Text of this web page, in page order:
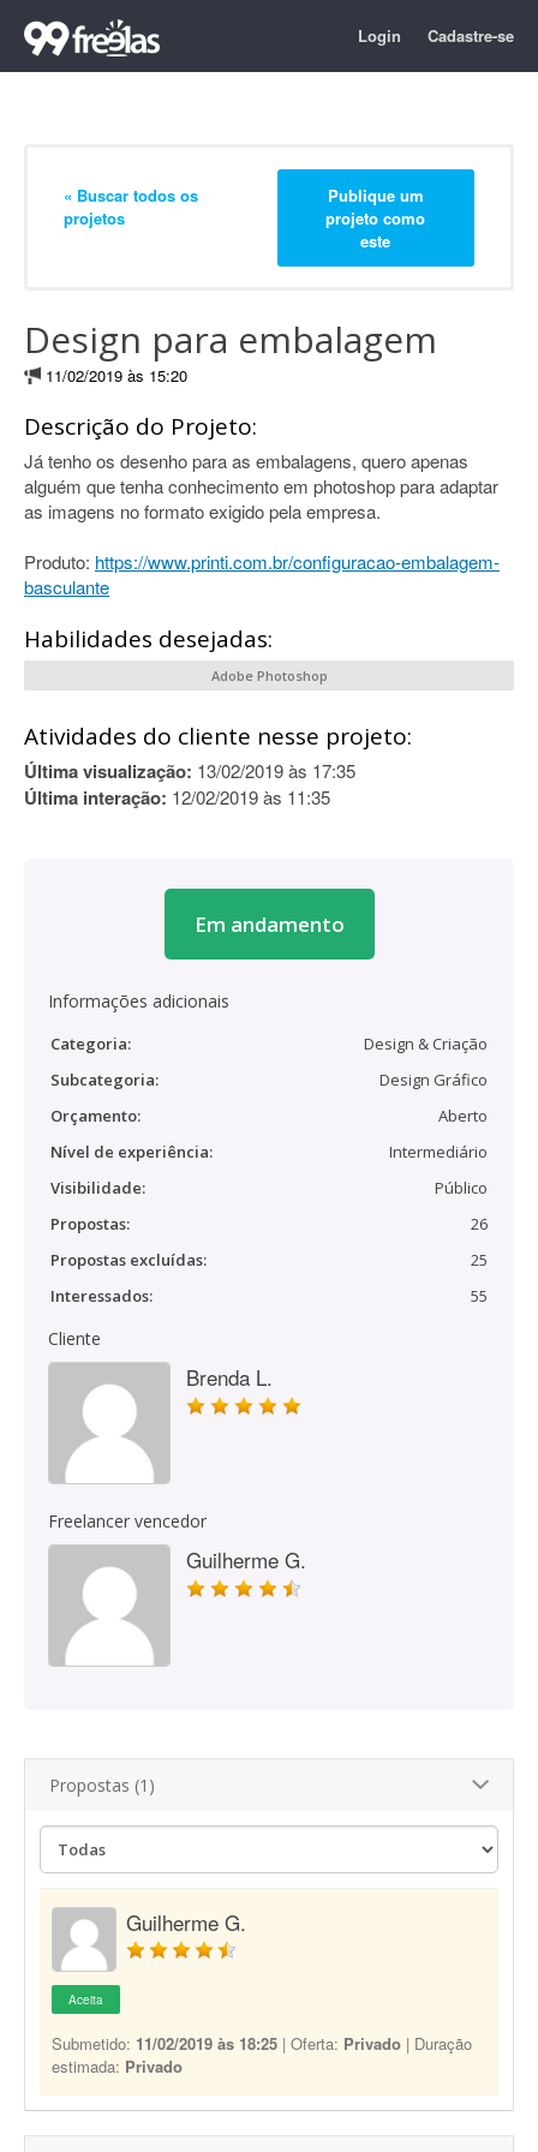
Login Cadastre-se
« Buscar todos os
projetos
Publique um
projeto como
este
Design para embalagem
11/02/2019 às 15:20
Descrição do Projeto:
Já tenho os desenho para as embalagens, quero apenas
alguém que tenha conhecimento em photoshop para adaptar
as imagens no formato exigido pela empresa.
Produto: https://www.printi.com.br/configuracao-embalagem-
basculante
Habilidades desejadas:
Adobe Photoshop
Atividades do cliente nesse projeto:
Última visualização: 13/02/2019 às 17:35
Última interação: 12/02/2019 às 11:35
Em andamento
Informações adicionais
Categoria:
Design & Criação
Subcategoria:
Design Gráfico
Orçamento:
Aberto
Nível de experiência:
Intermediário
Visibilidade:
Público
Propostas:
26
Propostas excluídas:
25
Interessados:
55
Cliente
Brenda L.
Freelancer vencedor
Guilherme G.
Propostas (1)
Guilherme G.
Aceita
Submetido: 11/02/2019 às 18:25 | Oferta: Privado | Duração
estimada: Privado